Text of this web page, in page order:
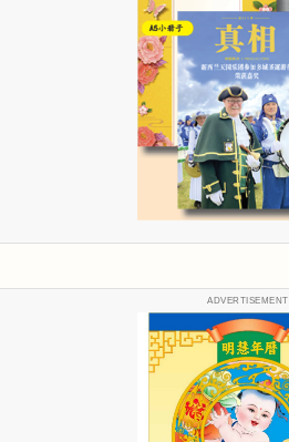
ADVERTISEMENT